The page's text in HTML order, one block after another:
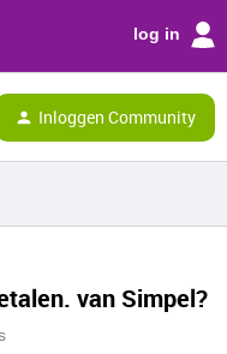
log in
Inloggen Community
van Simpel?